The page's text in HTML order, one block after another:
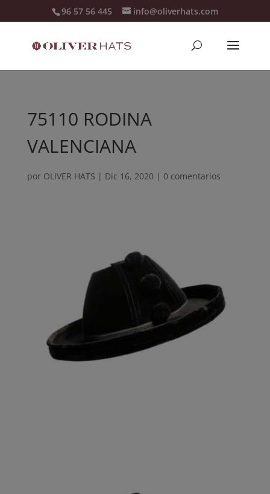
96 57 56 445 info@oliverhats.com
75110 RODINA
VALENCIANA
por OLIVER HATS | Dic 16, 2020 | 0 comentarios